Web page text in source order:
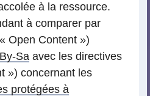
à la ressource.
à comparer par
Open Content »)
Sa avec les directives
») concernant les
protégées à